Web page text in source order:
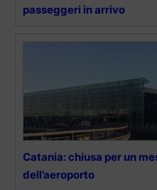
passeggeri in arrivo
Catania: chiusa per un
dell’aeroporto